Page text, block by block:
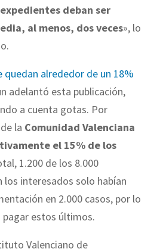
deban ser
al menos, dos veces», lo
quedan alrededor de un 18%
adelantó esta publicación,
a cuenta gotas. Por
la Comunidad Valenciana
el 15% de los
1.200 de los 8.000
los interesados solo habían
en 2.000 casos, por lo
pagar estos últimos.
Valenciano de